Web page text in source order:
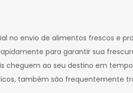
no envio de alimentos frescos e
para garantir sua
cheguem ao seu destino em
também são frequentemente